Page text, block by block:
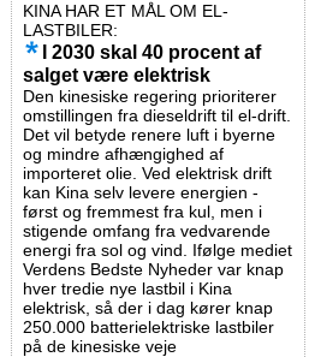
KINA HAR ET MÅL OM EL-
LASTBILER:
I 2030 skal 40 procent af
salget være elektrisk
Den kinesiske regering prioriterer
omstillingen fra dieseldrift til el-drift.
Det vil betyde renere luft i byerne
og mindre afhængighed af
importeret olie. Ved elektrisk drift
kan Kina selv levere energien -
først og fremmest fra kul, men i
stigende omfang fra vedvarende
energi fra sol og vind. Ifølge mediet
Verdens Bedste Nyheder var knap
hver tredie nye lastbil i Kina
elektrisk, så der i dag kører knap
250.000 batterielektriske lastbiler
på de kinesiske veje